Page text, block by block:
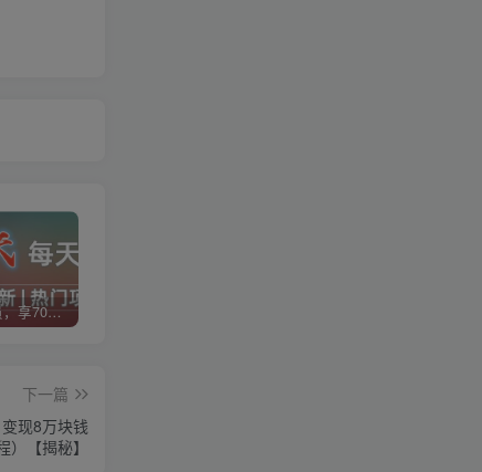
加入VIP会员，享70%的推广提成，免费学习多种网上创业课程，菜鸟秒变大神！
下一篇
现8万块钱
）【揭秘】